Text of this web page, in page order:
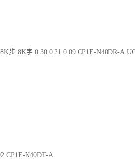
步 8K字 0.30 0.21 0.09 CP1E-N40DR-A
CP1E-N40DT-A